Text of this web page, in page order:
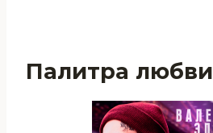
Палитра любви